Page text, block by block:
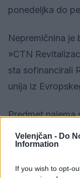
Velenjčan - Do
Information
If you wish to opt-
ponedeljka do
Nepremičnina je
»CTN
sta sofinancirali
unija iz
Predmet najema
gostinske in
se sklene za